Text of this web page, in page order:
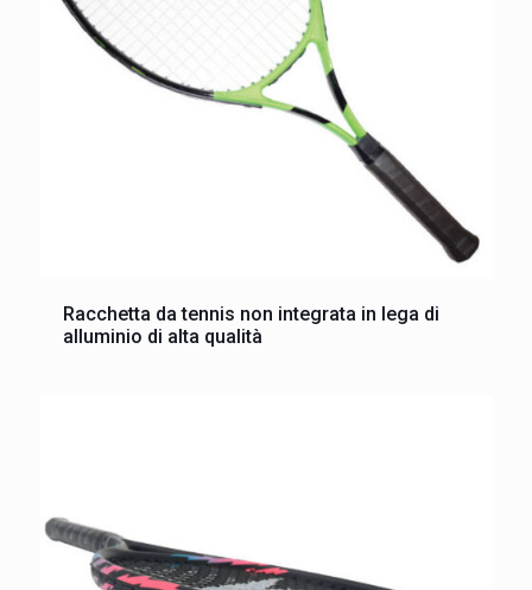
Racchetta da tennis non integrata in lega di
alluminio di alta qualità